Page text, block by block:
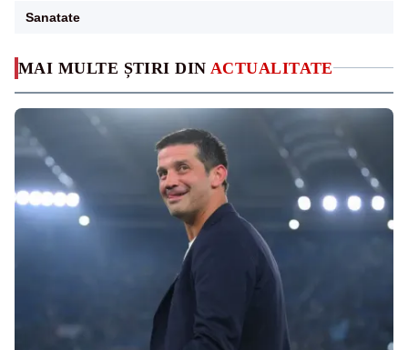
MAI MULTE ȘTIRI DIN ACTUALITATE
Sanatate